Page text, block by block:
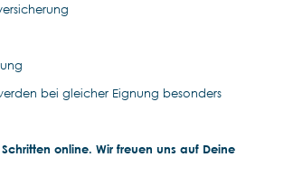
bei gleicher Eignung besonders
online. Wir freuen uns auf Deine